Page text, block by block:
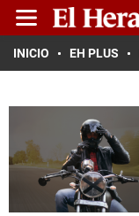
INICIO EH PLUS